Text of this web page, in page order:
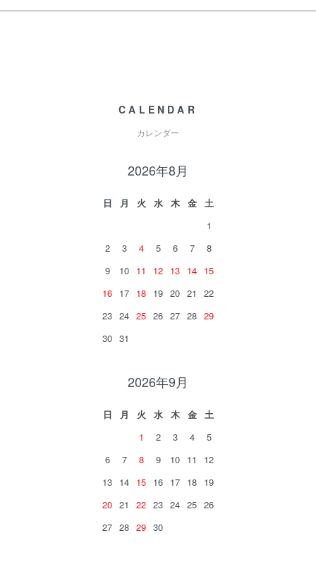
CALENDAR
カレンダー
2026年8月
日 月 火 水 木 金
土
1
2
3 4 5 6 7
8
9
10 11 12 13 14 15
16 17 18 19 20 21
22
23 24 25 26 27 28 29
30 31
2026年9月
日 月 火 水 木 金
土
1
2 3 4
5
6
7 8 9 10 11
12
13 14 15 16 17 18 19
20 21 22 23 24 25 26
27 28 29 30